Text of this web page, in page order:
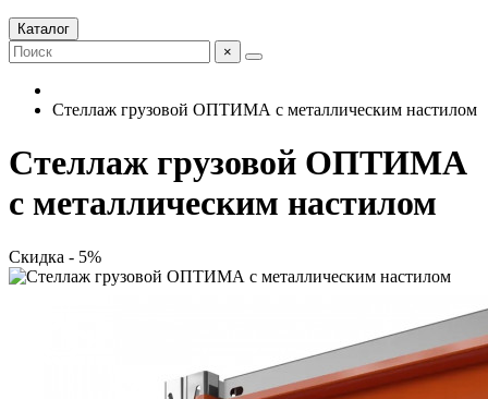
Каталог
×
Стеллаж грузовой ОПТИМА с металлическим настилом
Стеллаж грузовой ОПТИМА
с металлическим настилом
Скидка - 5%